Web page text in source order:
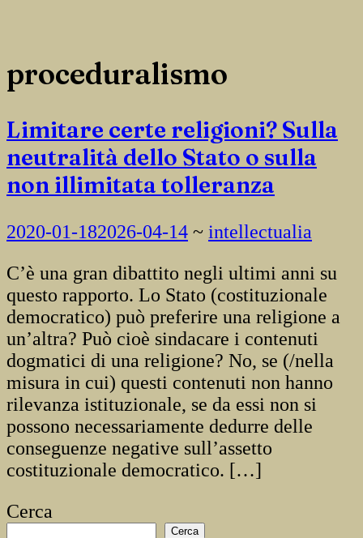
proceduralismo
Limitare certe religioni? Sulla
neutralità dello Stato o sulla
non illimitata tolleranza
2020-01-182026-04-14 ~ intellectualia
C’è una gran dibattito negli ultimi anni su
questo rapporto. Lo Stato (costituzionale
democratico) può preferire una religione a
un’altra? Può cioè sindacare i contenuti
dogmatici di una religione? No, se (/nella
misura in cui) questi contenuti non hanno
rilevanza istituzionale, se da essi non si
possono necessariamente dedurre delle
conseguenze negative sull’assetto
costituzionale democratico. […]
Cerca
Cerca